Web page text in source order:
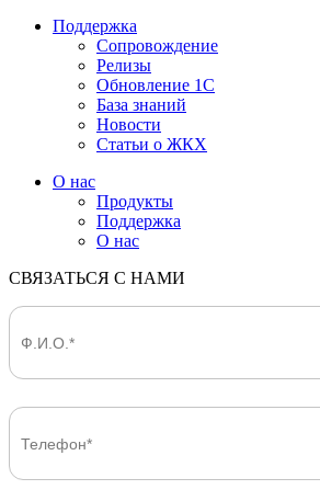
Поддержка
Сопровождение
Релизы
Обновление 1С
База знаний
Новости
Статьи о ЖКХ
О нас
Продукты
Поддержка
О нас
СВЯЗАТЬСЯ С НАМИ